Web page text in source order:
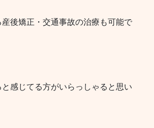
後矯正・交通事故の治療も可能で
感じてる方がいらっしゃると思い